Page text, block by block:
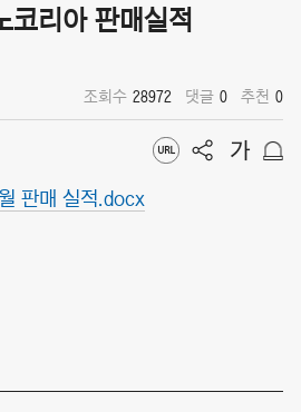
코리아 판매실적
조회수 28972 댓글 0 추천 0
판매 실적.docx